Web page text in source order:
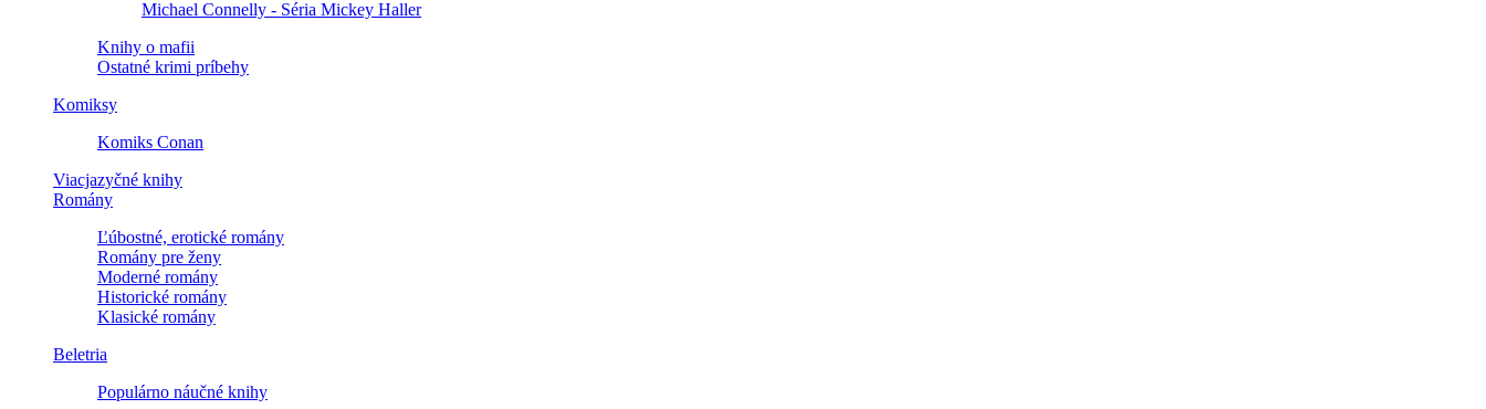
Michael Connelly - Séria Mickey Haller
Knihy o mafii
Ostatné krimi príbehy
Komiksy
Komiks Conan
Viacjazyčné knihy
Romány
Ľúbostné, erotické romány
Romány pre ženy
Moderné romány
Historické romány
Klasické romány
Beletria
Populárno náučné knihy